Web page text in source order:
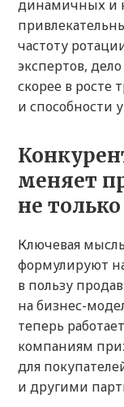
динамичных и
частоту
экспертов,
скорее в росте
и способности
меняет
не
Ключевая
формулируют
в пользу
на бизнес-
теперь
компаниям
для
и другими